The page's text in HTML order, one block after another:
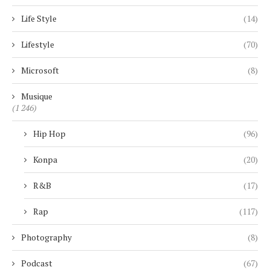
Life Style (14)
Lifestyle (70)
Microsoft (8)
Musique
(1 246)
Hip Hop (96)
Konpa (20)
R&B (17)
Rap (117)
Photography (8)
Podcast (67)